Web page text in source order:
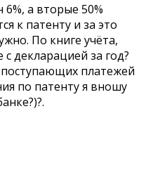
6%, а вторые 50%
к патенту и за это
По книге учёта,
декларацией за год?
платежей
по патенту я вношу